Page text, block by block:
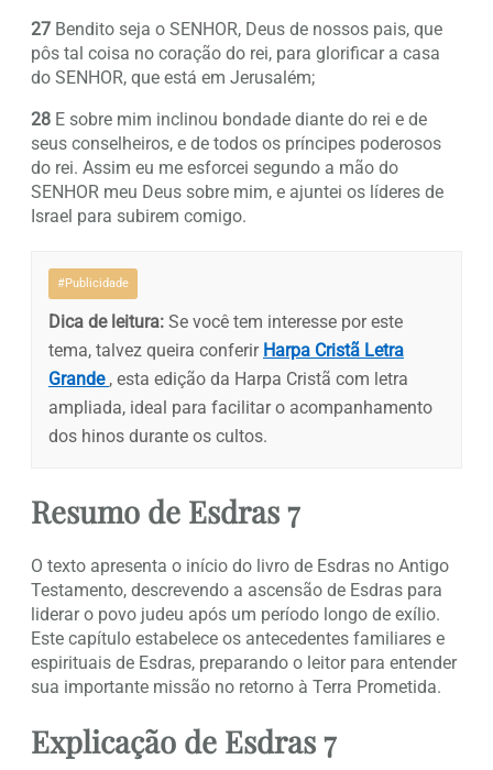
27 Bendito seja o SENHOR, Deus de nossos pais, que
pôs tal coisa no coração do rei, para glorificar a casa
do SENHOR, que está em Jerusalém;
28 E sobre mim inclinou bondade diante do rei e de
seus conselheiros, e de todos os príncipes poderosos
do rei. Assim eu me esforcei segundo a mão do
SENHOR meu Deus sobre mim, e ajuntei os líderes de
Israel para subirem comigo.
#Publicidade
Dica de leitura: Se você tem interesse por este
tema, talvez queira conferir Harpa Cristã Letra
Grande , esta edição da Harpa Cristã com letra
ampliada, ideal para facilitar o acompanhamento
dos hinos durante os cultos.
Resumo de Esdras 7
O texto apresenta o início do livro de Esdras no Antigo
Testamento, descrevendo a ascensão de Esdras para
liderar o povo judeu após um período longo de exílio.
Este capítulo estabelece os antecedentes familiares e
espirituais de Esdras, preparando o leitor para entender
sua importante missão no retorno à Terra Prometida.
Explicação de Esdras 7